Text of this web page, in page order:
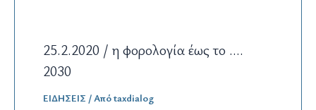
25.2.2020 / η φορολογία έως το ….
2030
ΕΙΔΗΣΕΙΣ / Απόtaxdialog